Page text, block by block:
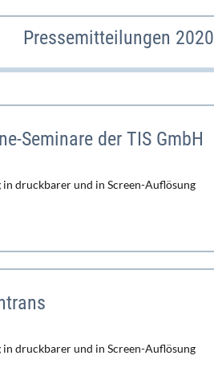
Pressemitteilungen 2020
Seminare der TIS GmbH
druckbarer und in Screen-Auflösung
druckbarer und in Screen-Auflösung